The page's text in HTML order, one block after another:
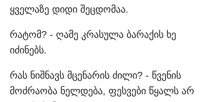
ყველაზე დიდი შეცდომაა.
რატომ? - ღამე კრასულა ბარაქის ხე
იძინებს.
რას ნიშნავს მცენარის ძილი? - წვენის
მოძრაობა ნელდება, ფესვები წყალს არ